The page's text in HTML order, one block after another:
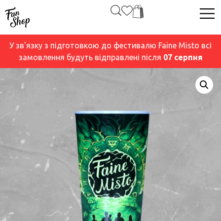
У зв'язку з підготовкою до фестивалю Faine Misto всі
замовлення будуть відправлені після 07 серпня